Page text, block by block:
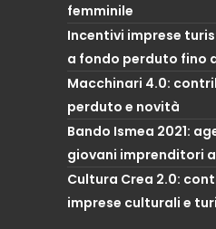
femminile
Incentivi imprese
a fondo perduto fino
Macchinari 4.0:
perduto e novità
Bando Ismea 2021:
giovani imprenditori
Cultura Crea 2.0:
imprese culturali e